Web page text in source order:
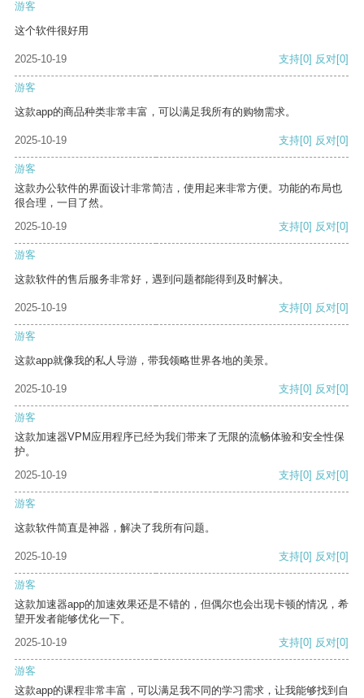
游客
这个软件很好用
2025-10-19 支持[0] 反对[0]
游客
这款app的商品种类非常丰富，可以满足我所有的购物需求。
2025-10-19 支持[0] 反对[0]
游客
这款办公软件的界面设计非常简洁，使用起来非常方便。功能的布局也
很合理，一目了然。
2025-10-19
支持[0] 反对[0]
游客
这款软件的售后服务非常好，遇到问题都能得到及时解决。
2025-10-19 支持[0] 反对[0]
游客
这款app就像我的私人导游，带我领略世界各地的美景。
2025-10-19 支持[0] 反对[0]
游客
这款加速器VPM应用程序已经为我们带来了无限的流畅体验和安全性保
护。
2025-10-19
支持[0] 反对[0]
游客
这款软件简直是神器，解决了我所有问题。
2025-10-19 支持[0] 反对[0]
游客
这款加速器app的加速效果还是不错的，但偶尔也会出现卡顿的情况，希
望开发者能够优化一下。
2025-10-19
支持[0] 反对[0]
游客
这款app的课程非常丰富，可以满足我不同的学习需求，让我能够找到自